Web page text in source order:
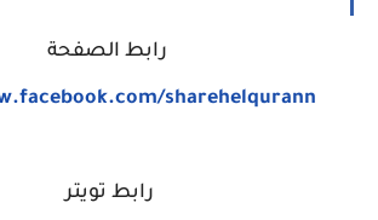
رابط الصفحة
رابط تويتر